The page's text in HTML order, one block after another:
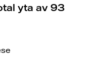
yta av 93